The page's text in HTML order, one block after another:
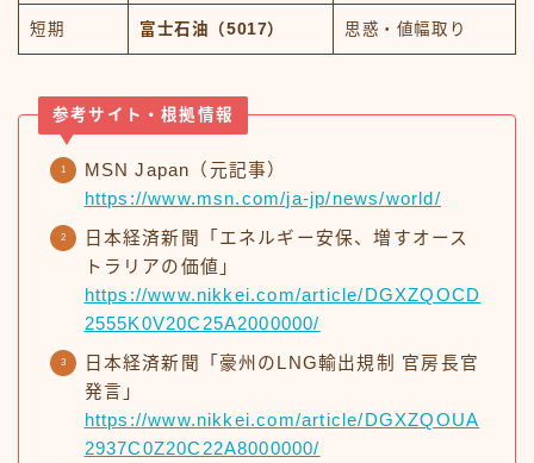
短期 富士石油（5017） 思惑・値幅取り
参考サイト・根拠情報
MSN Japan（元記事）
https://www.msn.com/ja-jp/news/world/
日本経済新聞「エネルギー安保、増すオース
トラリアの価値」
https://www.nikkei.com/article/DGXZQOCD
2555K0V20C25A2000000/
日本経済新聞「豪州のLNG輸出規制 官房長官
発言」
https://www.nikkei.com/article/DGXZQOUA
2937C0Z20C22A8000000/